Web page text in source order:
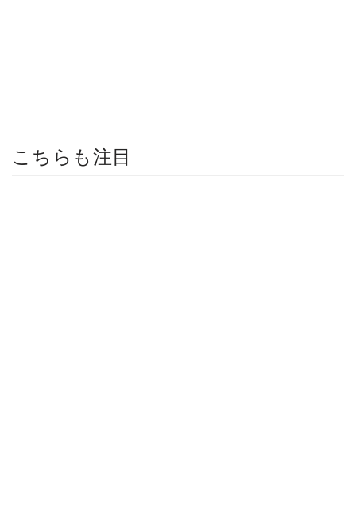
こちらも注目